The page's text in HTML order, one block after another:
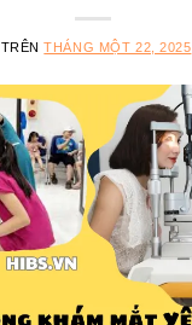
THÁNG MỘT 22, 2025